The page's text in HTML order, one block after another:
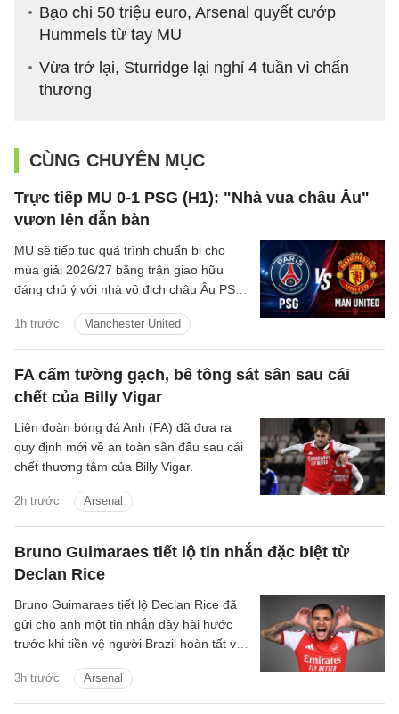
Bạo chi 50 triệu euro, Arsenal quyết cướp
Hummels từ tay MU
Vừa trở lại, Sturridge lại nghỉ 4 tuần vì chấn
thương
CÙNG CHUYÊN MỤC
Trực tiếp MU 0-1 PSG (H1): "Nhà vua châu Âu"
vươn lên dẫn bàn
1h trước Manchester United
MU sẽ tiếp tục quá trình chuẩn bị cho
mùa giải 2026/27 bằng trận giao hữu
đáng chú ý với nhà vô địch châu Âu PSG
FA cấm tường gạch, bê tông sát sân sau cái
chết của Billy Vigar
2h trước Arsenal
Liên đoàn bóng đá Anh (FA) đã đưa ra
quy định mới về an toàn sân đấu sau cái
chết thương tâm của Billy Vigar.
Bruno Guimaraes tiết lộ tin nhắn đặc biệt từ
Declan Rice
3h trước Arsenal
Bruno Guimaraes tiết lộ Declan Rice đã
gửi cho anh một tin nhắn đầy hài hước
trước khi tiền vệ người Brazil hoàn tất vụ
Arsenal.